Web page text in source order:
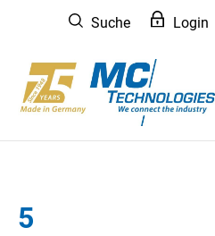
springen
Suche Login
5